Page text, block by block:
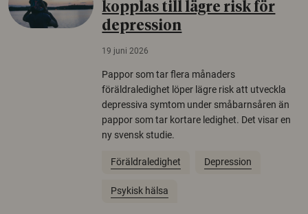
kopplas till lägre risk för
depression
19 juni 2026
Pappor som tar flera månaders
föräldraledighet löper lägre risk att utveckla
depressiva symtom under småbarnsåren än
pappor som tar kortare ledighet. Det visar en
ny svensk studie.
Föräldraledighet Depression
Psykisk hälsa